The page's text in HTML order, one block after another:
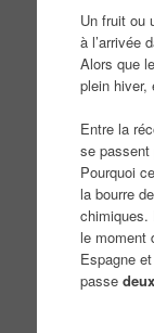
Un fruit ou
à l’arrivée
Alors que
plein hiver,
Entre la
se passent
Pourquoi
la bourre de
chimiques.
le moment
Espagne
passe